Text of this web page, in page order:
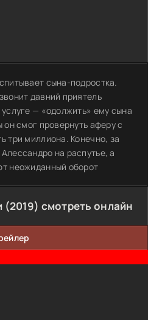
сына-подростка.
давний приятель
— «одолжить» ему сына
смог провернуть аферу с
три миллиона. Конечно, за
на распутье, а
неожиданный оборот
смотреть онлайн